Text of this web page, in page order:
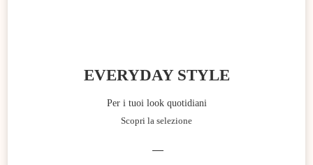
EVERYDAY STYLE
Per i tuoi look quotidiani
Scopri la selezione